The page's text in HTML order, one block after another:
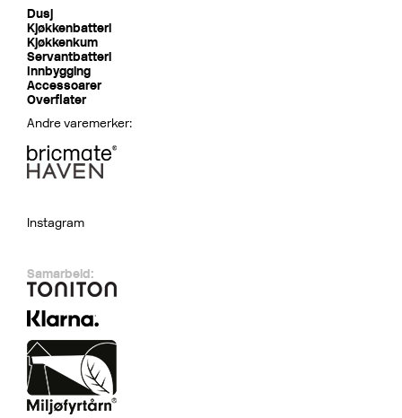
Dusj
Kjøkkenbatteri
Kjøkkenkum
Servantbatteri
Innbygging
Accessoarer
Overflater
Andre varemerker:
Samarbeid:
Instagram